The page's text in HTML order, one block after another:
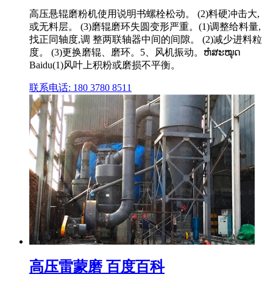
高压悬辊磨粉机使用说明书螺栓松动。 (2)料硬冲击大,
或无料层。 (3)磨辊磨环失圆变形严重。(1)调整给料量,
找正同轴度,调 整两联轴器中间的间隙。 (2)减少进料粒
度。 (3)更换磨辊、磨环。5、风机振动。ຫໍສະໝຸດ
Baidu(1)风叶上积粉或磨损不平衡。
联系电话: 180 3780 8511
高压雷蒙磨 百度百科